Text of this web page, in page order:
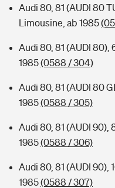
Typklassen: So ist Ihr
Audi 80, 81 (AUDI 80
Limousine, ab 1985
Audi 80, 81 (AUDI 80),
1985(0588 / 304)
Audi 80, 81 (AUDI 80
1985(0588 / 305)
Audi 80, 81 (AUDI 90),
1985(0588 / 306)
Audi 80, 81 (AUDI 90),
1985(0588 / 307)